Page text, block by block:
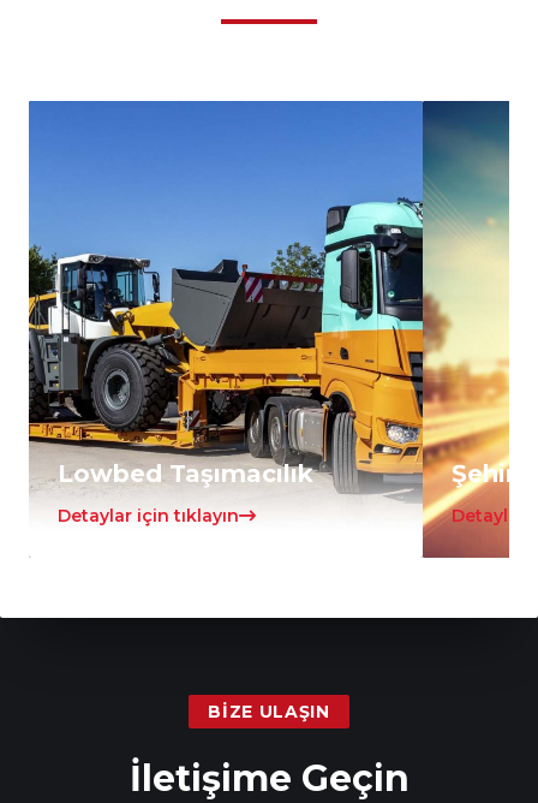
Lowbed Taşımacılık
Detaylar için tıklayın Detaylar
BIZE ULAŞIN
İletişime Geçin